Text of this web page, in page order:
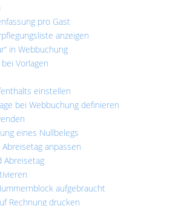
pro Gast
anzeigen
in Webbuchung
Vorlagen
einstellen
bei Webbuchung definieren
eines Nullbelegs
anpassen
Abreisetag
aufgebraucht
Rechnung drucken